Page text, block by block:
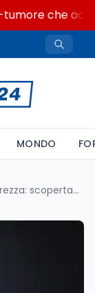
che
MONDO
Allarme sicurezza: scoperta vulnerabilità crittografica nei processori AMD Zen 5 legata all’istruzione RDSEED